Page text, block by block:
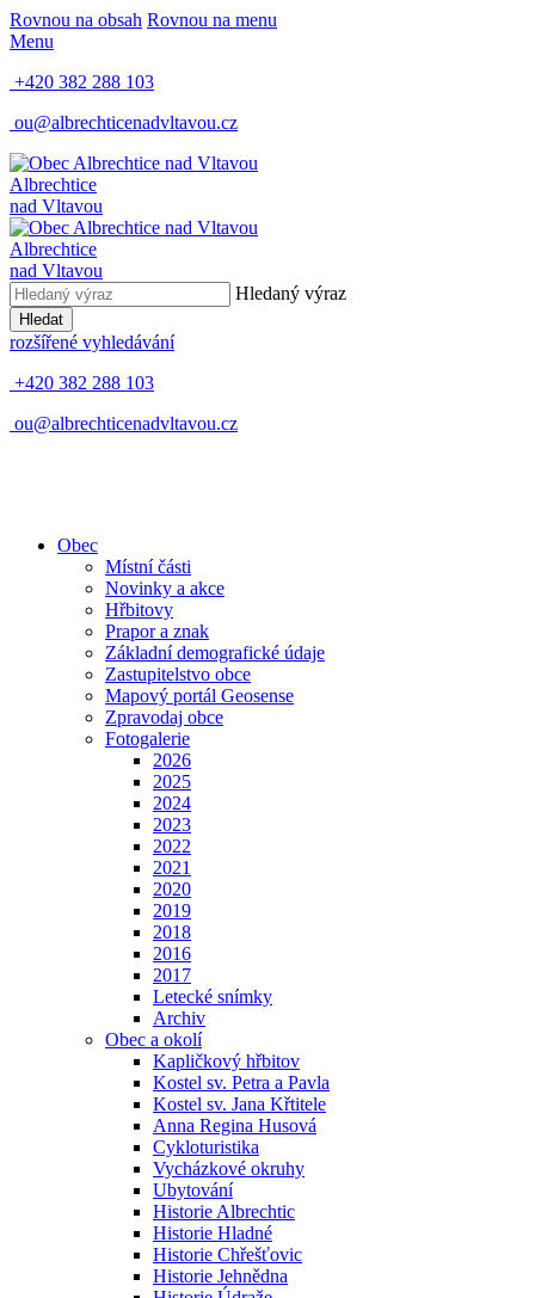
Rovnou na obsah Rovnou na menu
Menu
+420 382 288 103
ou@albrechticenadvltavou.cz
Albrechtice
nad Vltavou
Albrechtice
nad Vltavou
Hledaný výraz
Hledat
rozšířené vyhledávání
+420 382 288 103
ou@albrechticenadvltavou.cz
Obec
Místní části
Novinky a akce
Hřbitovy
Prapor a znak
Základní demografické údaje
Zastupitelstvo obce
Mapový portál Geosense
Zpravodaj obce
Fotogalerie
2026
2025
2024
2023
2022
2021
2020
2019
2018
2016
2017
Letecké snímky
Archiv
Obec a okolí
Kapličkový hřbitov
Kostel sv. Petra a Pavla
Kostel sv. Jana Křtitele
Anna Regina Husová
Cykloturistika
Vycházkové okruhy
Ubytování
Historie Albrechtic
Historie Hladné
Historie Chřešťovic
Historie Jehnědna